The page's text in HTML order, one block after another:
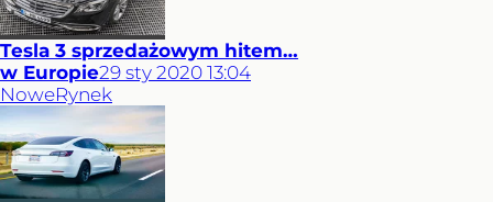
Tesla 3 sprzedażowym hitem…
w Europie29 sty 2020 13:04
NoweRynek